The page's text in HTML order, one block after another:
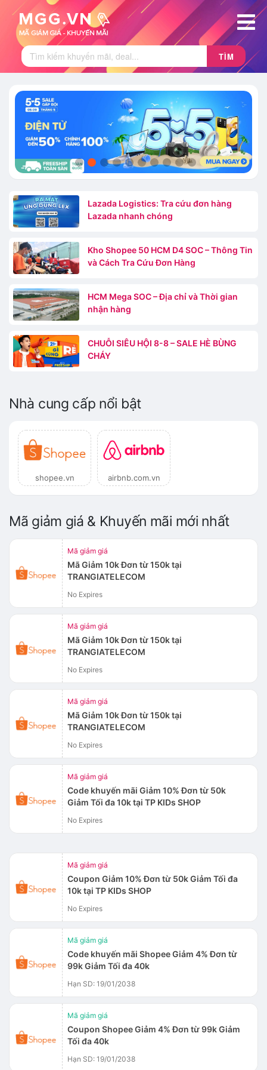
TÌM
.
Lazada Logistics: Tra cứu đơn hàng
Lazada nhanh chóng
Kho Shopee 50 HCM D4 SOC – Thông Tin
và Cách Tra Cứu Đơn Hàng
HCM Mega SOC – Địa chỉ và Thời gian
nhận hàng
CHUỖI SIÊU HỘI 8-8 – SALE HÈ BÙNG
CHÁY
Nhà cung cấp nổi bật
shopee.vn airbnb.com.vn
Mã giảm giá & Khuyến mãi mới nhất
Mã giảm giá
Mã Giảm 10k Đơn từ 150k tại
TRANGIATELECOM
No Expires
Mã giảm giá
Mã Giảm 10k Đơn từ 150k tại
TRANGIATELECOM
No Expires
Mã giảm giá
Mã Giảm 10k Đơn từ 150k tại
TRANGIATELECOM
No Expires
Mã giảm giá
Code khuyến mãi Giảm 10% Đơn từ 50k
Giảm Tối đa 10k tại TP KIDs SHOP
No Expires
Mã giảm giá
Coupon Giảm 10% Đơn từ 50k Giảm Tối đa
10k tại TP KIDs SHOP
No Expires
Mã giảm giá
Code khuyến mãi Shopee Giảm 4% Đơn từ
99k Giảm Tối đa 40k
Hạn SD: 19/01/2038
Mã giảm giá
Coupon Shopee Giảm 4% Đơn từ 99k Giảm
Tối đa 40k
Hạn SD: 19/01/2038